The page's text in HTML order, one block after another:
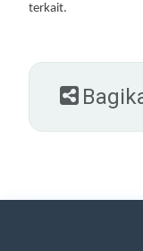
terkait.